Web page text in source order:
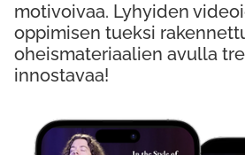
motivoivaa. Lyhyiden
oppimisen tueksi
oheismateriaalien avulla
innostavaa!